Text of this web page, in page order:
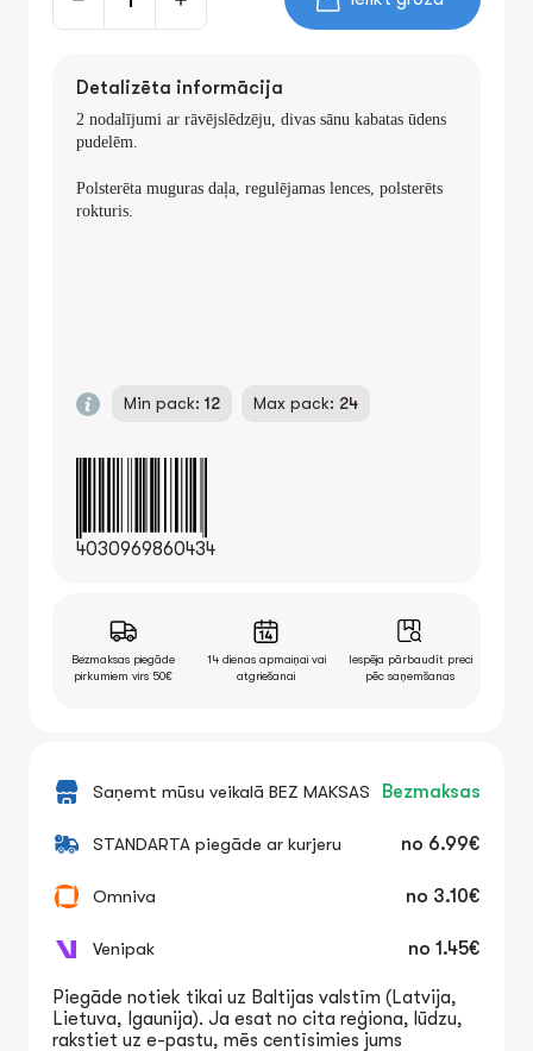
Detalizēta informācija
2 nodalījumi ar rāvējslēdzēju, divas sānu kabatas ūdens
pudelēm.
Polsterēta muguras daļa, regulējamas lences, polsterēts
rokturis.
Min pack: 12 Max pack: 24
4030969860434
Bezmaksas piegāde
pirkumiem virs 50€
14 dienas apmaiņai vai
atgriešanai
Iespēja pārbaudīt preci
pēc saņemšanas
Saņemt mūsu veikalā BEZ MAKSAS Bezmaksas
STANDARTA piegāde ar kurjeru no 6.99€
Omniva no 3.10€
Venipak no 1.45€
Piegāde notiek tikai uz Baltijas valstīm (Latvija,
Lietuva, Igaunija). Ja esat no cita reģiona, lūdzu,
rakstiet uz e-pastu, mēs centīsimies jums